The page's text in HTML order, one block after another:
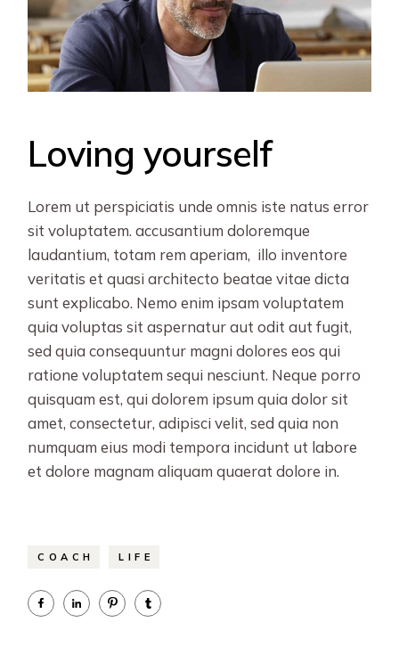
Loving yourself
Lorem ut perspiciatis unde omnis iste natus error
sit voluptatem. accusantium doloremque
laudantium, totam rem aperiam, illo inventore
veritatis et quasi architecto beatae vitae dicta
sunt explicabo. Nemo enim ipsam voluptatem
quia voluptas sit aspernatur aut odit aut fugit,
sed quia consequuntur magni dolores eos qui
ratione voluptatem sequi nesciunt. Neque porro
quisquam est, qui dolorem ipsum quia dolor sit
amet, consectetur, adipisci velit, sed quia non
numquam eius modi tempora incidunt ut labore
et dolore magnam aliquam quaerat dolore in.
COACH LIFE